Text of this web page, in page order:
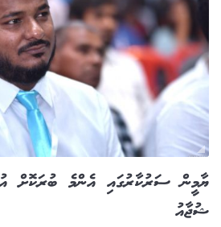
ޔާމީން ސަރުކާރުގައި އެންމެ ބުރަކޮށް
ޝުޖާއު